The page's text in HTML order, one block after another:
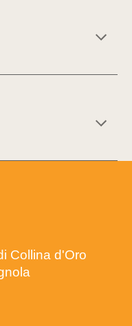
Collina d'Oro